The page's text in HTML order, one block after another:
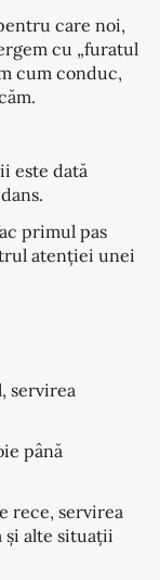
care noi,
cu „furatul
cum conduc,
este dată
primul pas
atenției unei
servirea
până
rece, servirea
și alte situații